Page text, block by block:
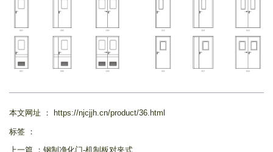
本文网址 ： https://njcjjh.cn/product/36.html
标签 ：
上一篇 ： 钢制净化门-机制板对夹式